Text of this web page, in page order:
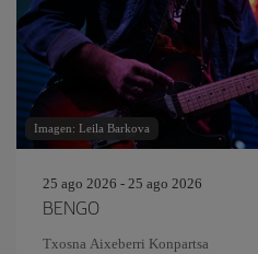
Imagen: Leila Barkova
25 ago 2026 - 25 ago 2026
BENGO
Txosna Aixeberri Konpartsa